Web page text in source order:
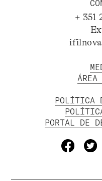
+ 351
ÁREA
POLÍTICA
PORTAL DE